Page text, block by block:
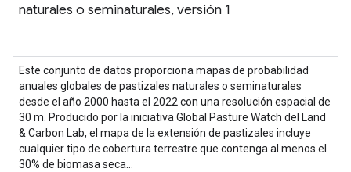
naturales o seminaturales, versión 1
Este conjunto de datos proporciona mapas de probabilidad
anuales globales de pastizales naturales o seminaturales
desde el año 2000 hasta el 2022 con una resolución espacial de
30 m. Producido por la iniciativa Global Pasture Watch del Land
& Carbon Lab, el mapa de la extensión de pastizales incluye
cualquier tipo de cobertura terrestre que contenga al menos el
30% de biomasa seca…